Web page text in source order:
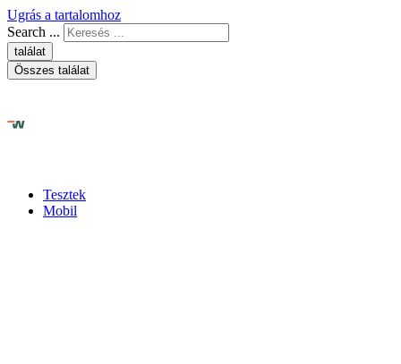
Ugrás a tartalomhoz
Search ...
találat
Összes találat
Tesztek
Mobil